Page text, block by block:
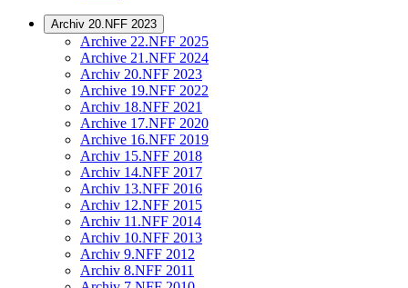
Archiv 20.NFF 2023
Archive 22.NFF 2025
Archive 21.NFF 2024
Archiv 20.NFF 2023
Archive 19.NFF 2022
Archiv 18.NFF 2021
Archive 17.NFF 2020
Archive 16.NFF 2019
Archiv 15.NFF 2018
Archiv 14.NFF 2017
Archiv 13.NFF 2016
Archiv 12.NFF 2015
Archiv 11.NFF 2014
Archiv 10.NFF 2013
Archiv 9.NFF 2012
Archiv 8.NFF 2011